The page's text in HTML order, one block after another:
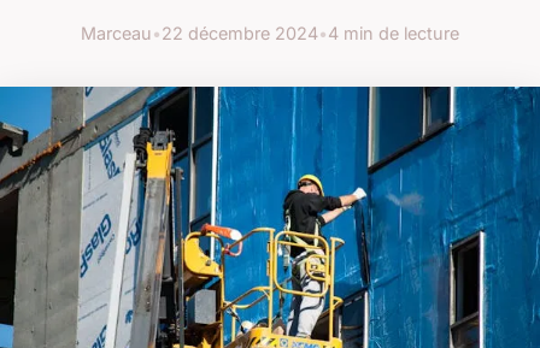
Marceau•22 décembre 2024•4 min de lecture